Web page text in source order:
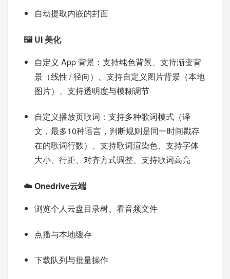
自动提取内嵌的封面
🖼️ UI 美化
自定义 App 背景：支持纯色背景、支持渐变背
景（线性 / 径向）、支持自定义图片背景（本地
图片）、支持透明度与模糊调节
自定义播放页歌词：支持多种歌词模式（译
文，最多10种语言，判断规则是同一时间戳存
在的歌词行数）、支持歌词渲染色、支持字体
大小、行距、对齐方式调整、支持歌词高亮
☁️ Onedrive云端
浏览个人云盘目录树、看音频文件
点播与本地缓存
下载队列与批量操作